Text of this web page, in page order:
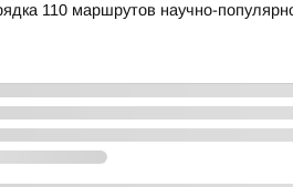
110 маршрутов научно-